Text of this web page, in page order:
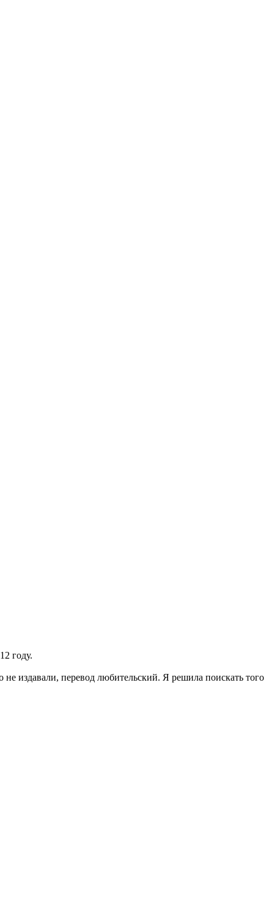
году.
издавали, перевод любительский. Я решила поискать того